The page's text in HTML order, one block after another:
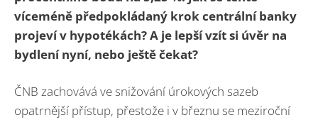
víceméně předpokládaný krok centrální banky
projeví v hypotékách? A je lepší vzít si úvěr na
bydlení nyní, nebo ještě čekat?
ČNB zachovává ve snižování úrokových sazeb
opatrnější přístup, přestože i v březnu se meziroční